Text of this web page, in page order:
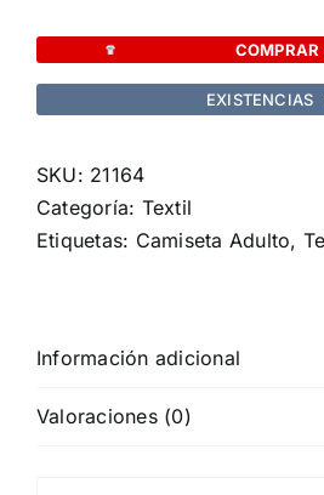
Tecnic
Gelang
COMPRAR
EXISTENCIAS
SKU: 21164
Categoría: Textil
Etiquetas: Camiseta Adulto,
Información adicional
Valoraciones (0)